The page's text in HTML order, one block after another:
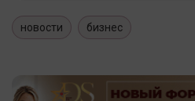
новости бизнес